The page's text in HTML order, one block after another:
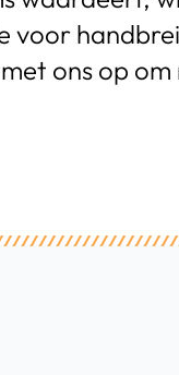
voor
ons op